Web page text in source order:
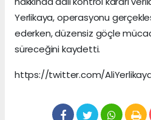
Yerlikaya, operasyonu
ederken, düzensiz göçle
süreceğini kaydetti.
https://twitter.com/